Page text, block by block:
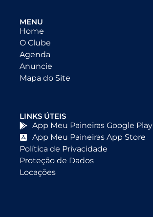
MENU
Home
O Clube
Agenda
Anuncie
Mapa do Site
LINKS ÚTEIS
App Meu Paineiras Google Play
App Meu Paineiras App Store
Política de Privacidade
Proteção de Dados
Locações